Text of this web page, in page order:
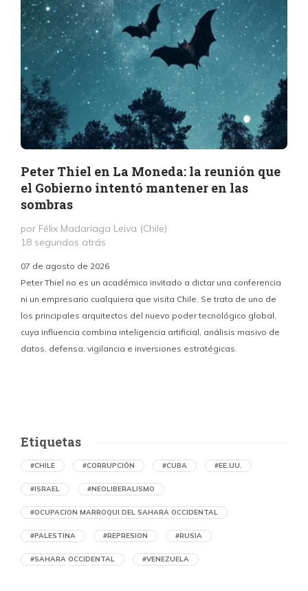
Peter Thiel en La Moneda: la reunión que
el Gobierno intentó mantener en las
sombras
por Félix Madariaga Leiva (Chile)
18 segundos atrás
07 de agosto de 2026
Peter Thiel no es un académico invitado a dictar una conferencia
ni un empresario cualquiera que visita Chile. Se trata de uno de
los principales arquitectos del nuevo poder tecnológico global,
cuya influencia combina inteligencia artificial, análisis masivo de
datos, defensa, vigilancia e inversiones estratégicas.
Denuncian en Chile una operación de
Etiquetas
#CHILE #CORRUPCIÓN #CUBA #EE.UU.
#ISRAEL #NEOLIBERALISMO
#OCUPACION MARROQUI DEL SAHARA OCCIDENTAL
#PALESTINA #REPRESION #RUSIA
#SAHARA OCCIDENTAL #VENEZUELA